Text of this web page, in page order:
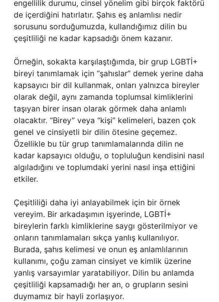
engellilik durumu, cinsel yönelim gibi birçok faktörü
de içerdiğini hatırlatır. Şahıs eş anlamlısı nedir
sorusunu sorduğumuzda, kullandığımız dilin bu
çeşitliliği ne kadar kapsadığı önem kazanır.
Örneğin, sokakta karşılaştığımda, bir grup LGBTİ+
bireyi tanımlamak için “şahıslar” demek yerine daha
kapsayıcı bir dil kullanmak, onları yalnızca bireyler
olarak değil, aynı zamanda toplumsal kimliklerini
taşıyan birer insan olarak görmek daha anlamlı
olacaktır. “Birey” veya “kişi” kelimeleri, bazen çok
genel ve cinsiyetli bir dilin ötesine geçemez.
Özellikle bu tür grup tanımlamalarında dilin ne
kadar kapsayıcı olduğu, o topluluğun kendisini nasıl
algıladığını ve toplumdaki yerini nasıl inşa ettiğini
etkiler.
Çeşitliliği daha iyi anlayabilmek için bir örnek
vereyim. Bir arkadaşımın işyerinde, LGBTİ+
bireylerin farklı kimliklerine saygı gösterilmiyor ve
onların tanımlamaları sıkça yanlış kullanılıyor.
Burada, şahıs kelimesi ve onun eş anlamlılarının
kullanımı, çoğu zaman cinsiyet ve kimlik üzerine
yanlış varsayımlar yaratabiliyor. Dilin bu anlamda
çeşitliliği kapsamadığı her an, o grupların sesini
duymamız bir hayli zorlaşıyor.